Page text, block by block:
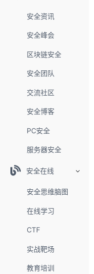
安全资讯
安全峰会
区块链安全
安全团队
交流社区
安全博客
PC安全
服务器安全
安全在线
安全思维脑图
在线学习
CTF
实战靶场
教育培训